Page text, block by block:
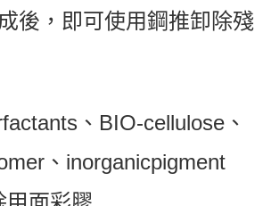
後，即可使用鋼推卸除殘
、BIO-cellulose、
、inorganicpigment